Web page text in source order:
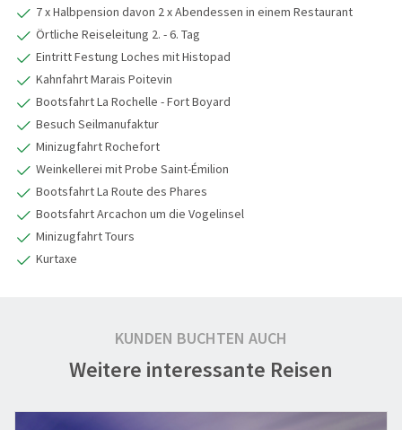
7 x Halbpension davon 2 x Abendessen in einem Restaurant
Örtliche Reiseleitung 2. - 6. Tag
Eintritt Festung Loches mit Histopad
Kahnfahrt Marais Poitevin
Bootsfahrt La Rochelle - Fort Boyard
Besuch Seilmanufaktur
Minizugfahrt Rochefort
Weinkellerei mit Probe Saint-Émilion
Bootsfahrt La Route des Phares
Bootsfahrt Arcachon um die Vogelinsel
Minizugfahrt Tours
Kurtaxe
KUNDEN BUCHTEN AUCH
Weitere interessante Reisen